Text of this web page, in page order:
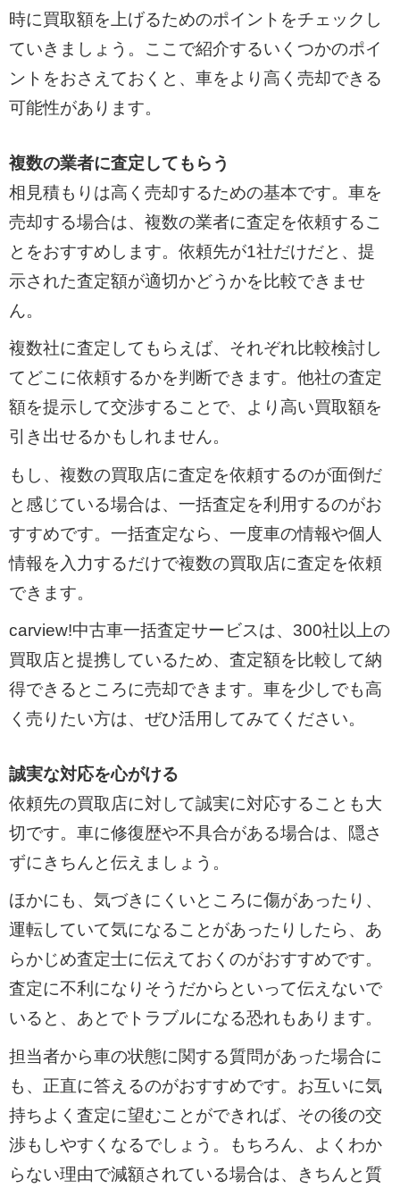
時に買取額を上げるためのポイントをチェックし
ていきましょう。ここで紹介するいくつかのポイ
ントをおさえておくと、車をより高く売却できる
可能性があります。
複数の業者に査定してもらう
相見積もりは高く売却するための基本です。車を
売却する場合は、複数の業者に査定を依頼するこ
とをおすすめします。依頼先が1社だけだと、提
示された査定額が適切かどうかを比較できませ
ん。
複数社に査定してもらえば、それぞれ比較検討し
てどこに依頼するかを判断できます。他社の査定
額を提示して交渉することで、より高い買取額を
引き出せるかもしれません。
もし、複数の買取店に査定を依頼するのが面倒だ
と感じている場合は、一括査定を利用するのがお
すすめです。一括査定なら、一度車の情報や個人
情報を入力するだけで複数の買取店に査定を依頼
できます。
carview!中古車一括査定サービスは、300社以上の
買取店と提携しているため、査定額を比較して納
得できるところに売却できます。車を少しでも高
く売りたい方は、ぜひ活用してみてください。
誠実な対応を心がける
依頼先の買取店に対して誠実に対応することも大
切です。車に修復歴や不具合がある場合は、隠さ
ずにきちんと伝えましょう。
ほかにも、気づきにくいところに傷があったり、
運転していて気になることがあったりしたら、あ
らかじめ査定士に伝えておくのがおすすめです。
査定に不利になりそうだからといって伝えないで
いると、あとでトラブルになる恐れもあります。
担当者から車の状態に関する質問があった場合に
も、正直に答えるのがおすすめです。お互いに気
持ちよく査定に望むことができれば、その後の交
渉もしやすくなるでしょう。もちろん、よくわか
らない理由で減額されている場合は、きちんと質